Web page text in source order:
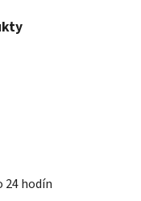
24 hodín